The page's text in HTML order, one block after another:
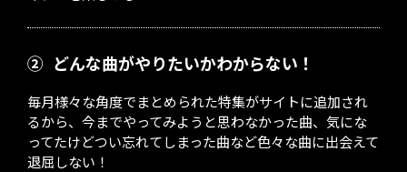
② どんな曲がやりたいかわからない！
毎月様々な角度でまとめられた特集がサイトに追加され
るから、今までやってみようと思わなかった曲、気にな
ってたけどつい忘れてしまった曲など色々な曲に出会えて
退屈しない！